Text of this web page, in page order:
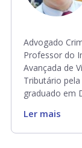
Advogado
Professor do
Avançada de
Tributário
graduado em
Ler mais